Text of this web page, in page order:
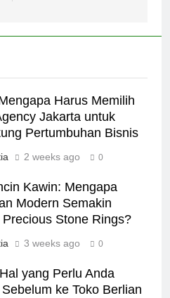
Harus Memilih
Jakarta untuk
Pertumbuhan Bisnis
2 weeks ago 0
Kawin: Mengapa
Modern Semakin
Precious Stone Rings?
3 weeks ago 0
yang Perlu Anda
ke Toko Berlian